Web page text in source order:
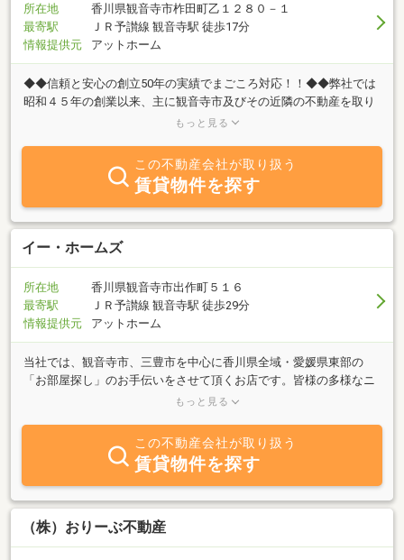
所在地
香川県観音寺市柞田町乙１２８０－１
最寄駅
ＪＲ予讃線 観音寺駅 徒歩17分
情報提供元
アットホーム
◆◆信頼と安心の創立50年の実績でまごころ対応！！◆◆弊社では
昭和４５年の創業以来、主に観音寺市及びその近隣の不動産を取り
扱いしています。ご希望の物件の売買・賃貸など、不動産を「売り
もっと見る
この不動産会社が取り扱う
賃貸物件を探す
イー・ホームズ
所在地
香川県観音寺市出作町５１６
最寄駅
ＪＲ予讃線 観音寺駅 徒歩29分
情報提供元
アットホーム
当社では、観音寺市、三豊市を中心に香川県全域・愛媛県東部の
「お部屋探し」のお手伝いをさせて頂くお店です。皆様の多様なニ
ーズにお応えすべく、豊富で新鮮な物件情報を取り揃えておりま
お気軽にお問い合わせくださいませ！
もっと見る
この不動産会社が取り扱う
賃貸物件を探す
（株）おりーぶ不動産